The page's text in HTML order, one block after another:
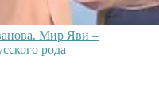
Мир Яви –
рода